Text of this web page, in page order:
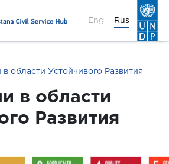
Eng Rus
области Устойчивого Развития
в области
Развития